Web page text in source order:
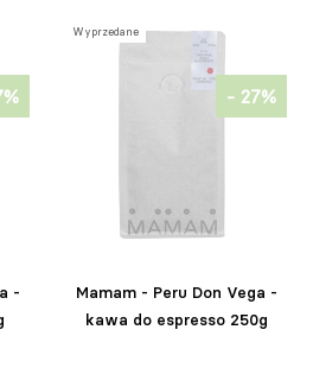
-
- 27%
Wyprzedane
Mamam - Peru Don Vega -
kawa do espresso 250g